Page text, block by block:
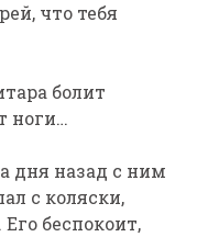
что тебя
болит
ноги…
дня назад с ним
с коляски,
беспокоит,